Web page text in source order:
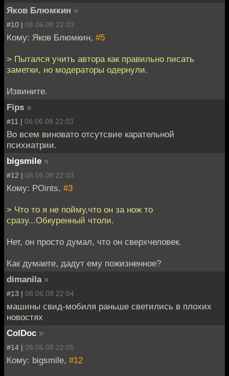
Яков Блюмкин »
#10 | 08.06.08 22:03
Кому: Яков Блюмкин, #5
> Пытался учить автора как правильно писать
заметки, но модераторы одернули.
Извините.
Fips »
#11 | 08.06.08 22:03
Во всем виновато отсутсвие карательной
психиатрии.
bigsmile »
#12 | 08.06.08 22:03
Кому: POints, #3
> Что то я не пойму,что он за нож то
сразу...Обкуренный чтоли.
Нет, он просто думал, что он сверхчеловек.
Как думаете, дадут ему пожизненное?
dimanila »
#13 | 08.06.08 22:04
машины свид-мобиля раньше светились в плохих
новостях
ColDoc »
#14 | 08.06.08 22:05
Кому: bigsmile, #12